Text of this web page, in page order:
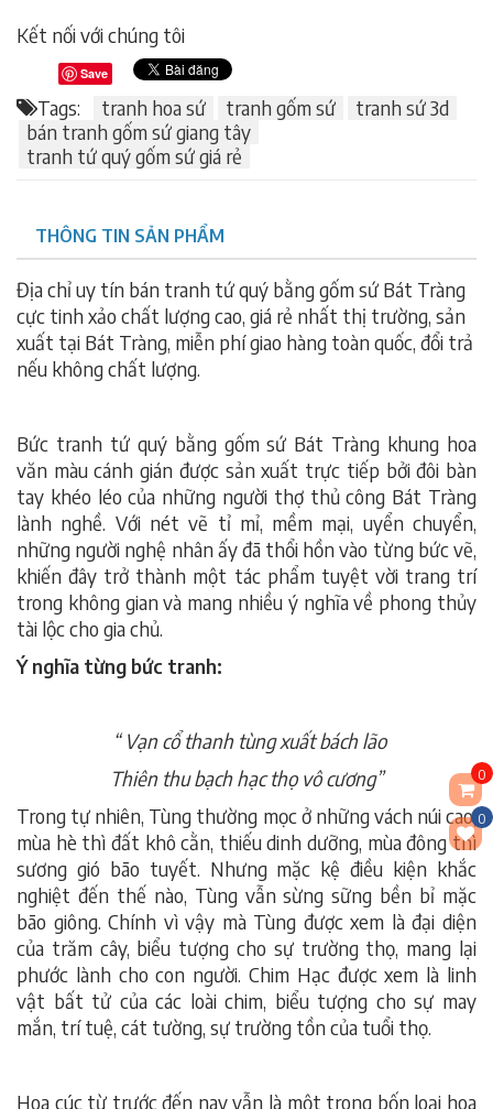
0
0
Kết nối với chúng tôi
Save
Tags: tranh hoa sứ tranh gốm sứ
tranh sứ 3d
bán tranh gốm sứ giang tây
tranh tứ quý gốm sứ giá rẻ
THÔNG TIN SẢN PHẨM
Địa chỉ uy tín bán tranh tứ quý bằng gốm sứ Bát Tràng
cực tinh xảo chất lượng cao, giá rẻ nhất thị trường, sản
xuất tại Bát Tràng, miễn phí giao hàng toàn quốc, đổi trả
nếu không chất lượng.
Bức tranh tứ quý bằng gốm sứ Bát Tràng khung hoa
văn màu cánh gián được sản xuất trực tiếp bởi đôi bàn
tay khéo léo của những người thợ thủ công Bát Tràng
lành nghề. Với nét vẽ tỉ mỉ, mềm mại, uyển chuyển,
những người nghệ nhân ấy đã thổi hồn vào từng bức vẽ,
khiến đây trở thành một tác phẩm tuyệt vời trang trí
trong không gian và mang nhiều ý nghĩa về phong thủy
tài lộc cho gia chủ.
Ý nghĩa từng bức tranh:
“ Vạn cổ thanh tùng xuất bách lão
Thiên thu bạch hạc thọ vô cương”
Trong tự nhiên, Tùng thường mọc ở những vách núi cao,
mùa hè thì đất khô cằn, thiếu dinh dưỡng, mùa đông thì
sương gió bão tuyết. Nhưng mặc kệ điều kiện khắc
nghiệt đến thế nào, Tùng vẫn sừng sững bền bỉ mặc
bão giông. Chính vì vậy mà Tùng được xem là đại diện
của trăm cây, biểu tượng cho sự trường thọ, mang lại
phước lành cho con người. Chim Hạc được xem là linh
vật bất tử của các loài chim, biểu tượng cho sự may
mắn, trí tuệ, cát tường, sự trường tồn của tuổi thọ.
Hoa cúc từ trước đến nay vẫn là một trong bốn loại hoa